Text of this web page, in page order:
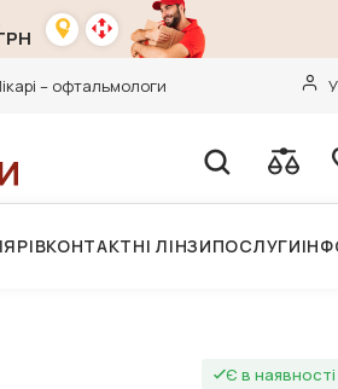
– офтальмологи
КОНТАКТНІ ЛІНЗИПОСЛУГИ
Є в наявності